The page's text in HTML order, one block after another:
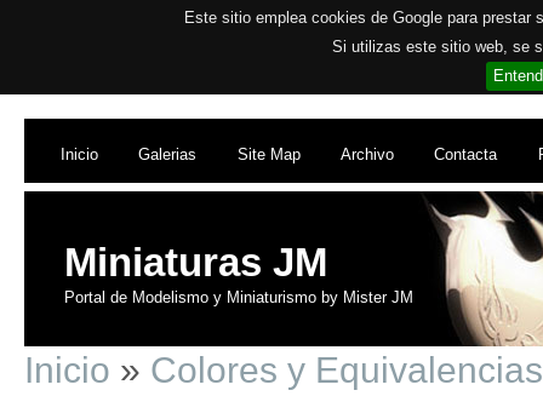
Este sitio emplea cookies de Google para
Si utilizas este sitio web, se
Inicio Galerias Site Map Archivo Contacta
Miniaturas JM
Portal de Modelismo y Miniaturismo by Mister JM
Inicio » Colores y Equivalencias